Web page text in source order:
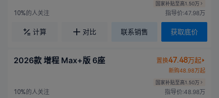
国家补贴至高1.50万
10%的人关注 指导价:47.98万
计算 对比 联系销售 获取底价
2026款 增程 Max+版 6座 置换47.48万起
新购48.98万起
国家补贴至高1.50万
10%的人关注 指导价:48.98万